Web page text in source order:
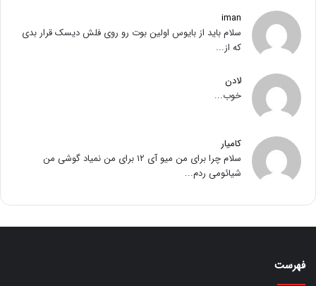
iman
سلام باید از بایوس اولین بوت رو روی فلش دیسک قرار بدی
که از...
لادن
خوب...
کامیار
سلام چرا برای من میو آی ۱۲ برای من نمیاد گوشی من
شیائومی ردم...
فهرست